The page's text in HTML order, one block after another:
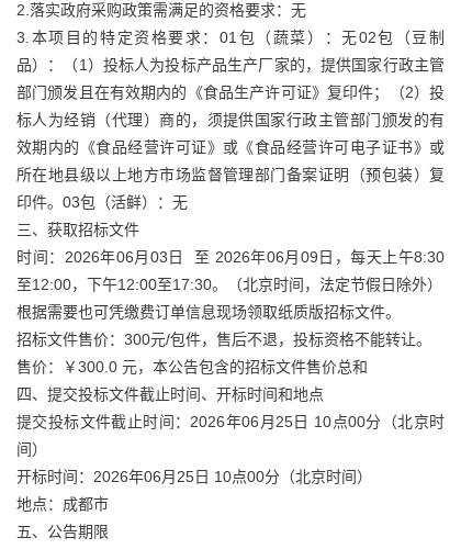
2.落实政府采购政策需满足的资格要求：无
3.本项目的特定资格要求：01包（蔬菜）：无02包（豆制
品）：（1）投标人为投标产品生产厂家的，提供国家行政主管
部门颁发且在有效期内的《食品生产许可证》复印件；（2）投
标人为经销（代理）商的，须提供国家行政主管部门颁发的有
效期内的《食品经营许可证》或《食品经营许可电子证书》或
所在地县级以上地方市场监督管理部门备案证明（预包装）复
印件。03包（活鲜）：无
三、获取招标文件
时间：2026年06月03日 至 2026年06月09日，每天上午8:30
至12:00，下午12:00至17:30。（北京时间，法定节假日除外）
根据需要也可凭缴费订单信息现场领取纸质版招标文件。
招标文件售价：300元/包件，售后不退，投标资格不能转让。
售价：￥300.0 元，本公告包含的招标文件售价总和
四、提交投标文件截止时间、开标时间和地点
提交投标文件截止时间：2026年06月25日 10点00分（北京时
间）
开标时间：2026年06月25日 10点00分（北京时间）
地点：成都市
五、公告期限